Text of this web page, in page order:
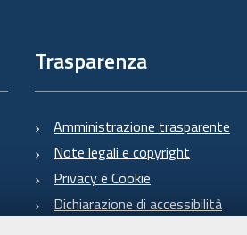
Trasparenza
Amministrazione trasparente
Note legali e copyright
Privacy e Cookie
Dichiarazione di accessibilità